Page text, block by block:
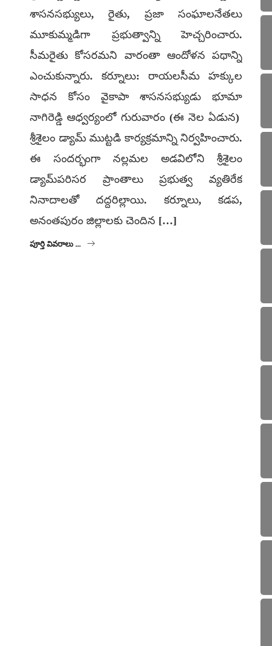
శాసనసభ్యులు, రైతు, ప్రజా సంఘాలనేతలు
మూకుమ్మడిగా ప్రభుత్వాన్ని హెచ్చరించారు.
సీమరైతు కోసరమని వారంతా ఆందోళన పథాన్ని
ఎంచుకున్నారు. కర్నూలు: రాయలసీమ హక్కుల
సాధన కోసం వైకాపా శాసనసభ్యుడు భూమా
నాగిరెడ్డి ఆధ్వర్యంలో గురువారం (ఈ నెల ఏడున)
శ్రీశైలం డ్యామ్ ముట్టడి కార్యక్రమాన్ని నిర్వహించారు.
ఈ సందర్భంగా నల్లమల అడవిలోని శ్రీశైలం
డ్యామ్‌పరిసర ప్రాంతాలు ప్రభుత్వ వ్యతిరేక
నినాదాలతో దద్దరిల్లాయి. కర్నూలు, కడప,
అనంతపురం జిల్లాలకు చెందిన […]
పూర్తి వివరాలు ...